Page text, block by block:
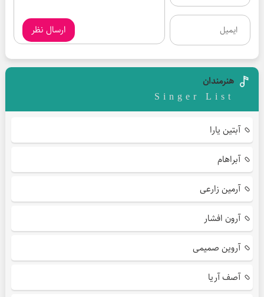
ارسال نظر
هنرمندان
Singer List
آبتین یارا
آبراهام
آرمین زارعی
آرون افشار
آروین صمیمی
آصف آریا